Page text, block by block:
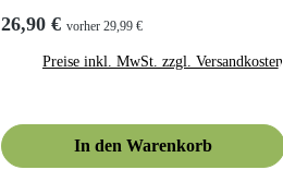
Regulärer Preis:
26,90 € vorher 29,99 €
Preise inkl. MwSt. zzgl. Versandkosten
In den Warenkorb